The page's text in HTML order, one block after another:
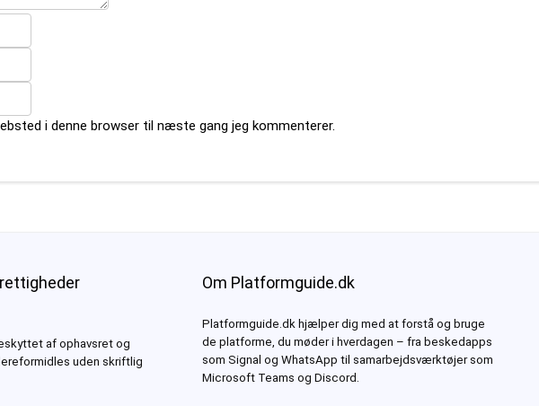
i denne browser til næste gang jeg kommenterer.
af ophavsret og
uden skriftlig
Om Platformguide.dk
Platformguide.dk hjælper dig med at forstå og bruge
de platforme, du møder i hverdagen – fra beskedapps
som Signal og WhatsApp til samarbejdsværktøjer som
Microsoft Teams og Discord.